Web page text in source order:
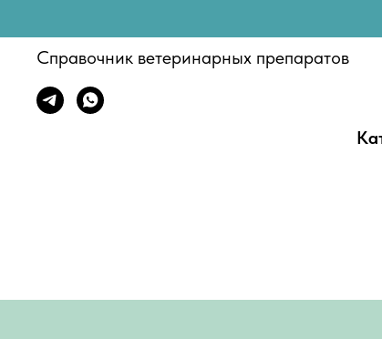
Справочник ветеринарных препаратов